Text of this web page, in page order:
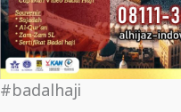
#badalhaji